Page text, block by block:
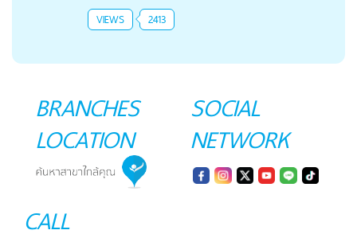
VIEWS 2413
BRANCHES
LOCATION
SOCIAL
NETWORK
CALL